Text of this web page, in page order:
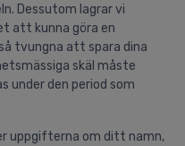
Dessutom lagrar vi
att kunna göra en
tvungna att spara dina
skäl måste
under den period som
uppgifterna om ditt namn,